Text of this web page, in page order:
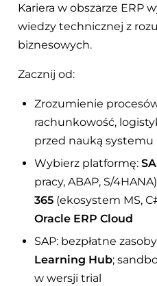
Kariera w obszarze ERP
wiedzy technicznej z
biznesowych.
Zacznij od:
Zrozumienie
rachunkowość,
przed nauką systemu
Wybierz platformę:
pracy, ABAP, S/
365 (ekosystem MS,
Oracle ERP Cloud
SAP: bezpłatne
Learning Hub;
w wersji trial